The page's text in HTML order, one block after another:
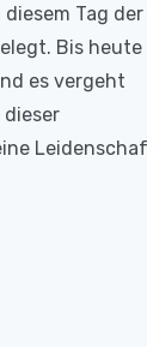
Tag der
Bis heute
es vergeht
dieser